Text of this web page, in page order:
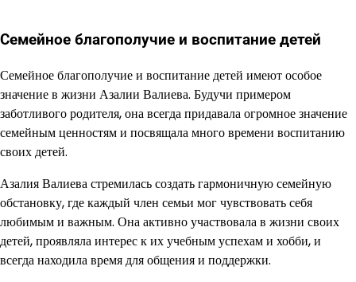
Семейное благополучие и воспитание детей
Семейное благополучие и воспитание детей имеют особое
значение в жизни Азалии Валиева. Будучи примером
заботливого родителя, она всегда придавала огромное значение
семейным ценностям и посвящала много времени воспитанию
своих детей.
Азалия Валиева стремилась создать гармоничную семейную
обстановку, где каждый член семьи мог чувствовать себя
любимым и важным. Она активно участвовала в жизни своих
детей, проявляла интерес к их учебным успехам и хобби, и
всегда находила время для общения и поддержки.